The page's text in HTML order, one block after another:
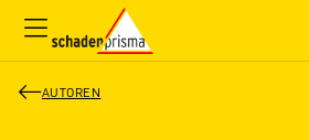
AUTOREN